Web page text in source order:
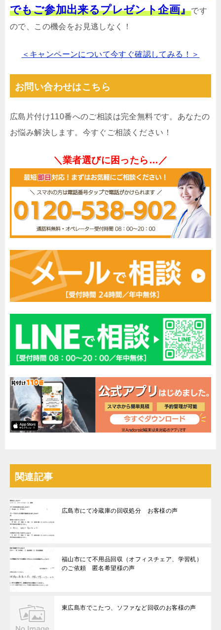
でもご参加出来るプレゼント企画』です
ので、この機会をお見逃しなく！
＜キャンペーンについて今すぐ確認してみる！＞
お問い合わせはこちら
広島片付け110番へのご相談は完全無料です。あなたの
お悩み解決します。今すぐご相談ください！
＼業者選びに困ったら…／
関連記事
広島市にて冷蔵庫の回収処分 お客様の声
福山市にて不用品回収（オフィスチェア、学習机）
のご依頼 匿名希望様の声
東広島市でこたつ、ソファなど回収のお客様の声